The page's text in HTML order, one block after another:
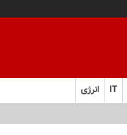
IT انرژی